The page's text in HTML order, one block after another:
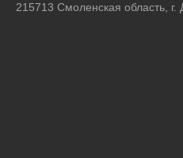
215713 Смоленская область, г.